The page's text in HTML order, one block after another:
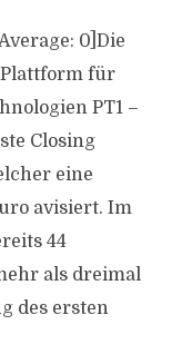
0]Die
für
PT1 –
Closing
eine
avisiert. Im
44
als dreimal
des ersten